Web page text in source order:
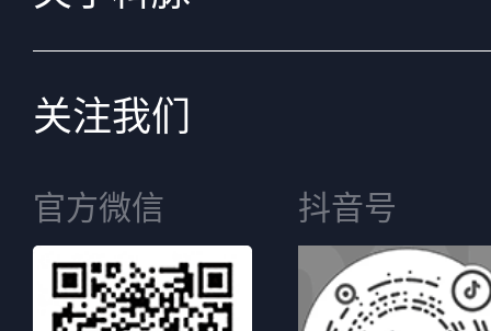
关注我们
官方微信 抖音号